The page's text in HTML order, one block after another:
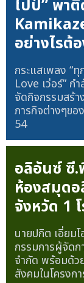
ไปป์” พา
อย่างไรต้
กระแสเพลง “
Love เว่อร์” ก
จัดกิจกรรมสร้า
ภารกิจต่างๆข
54
อลิอันซ์ ซี.
ห้องสมุด
จังหวัด 1
นายปกิต เอี่ยมโ
กรรมการผู้จัด
จำกัด พร้อมด้ว
สังคมในโครงก